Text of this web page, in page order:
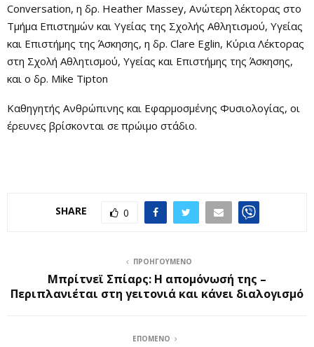
Conversation, η δρ. Heather Massey, Ανώτερη λέκτορας στο
Τμήμα Επιστημών και Υγείας της Σχολής Αθλητισμού, Υγείας
και Επιστήμης της Άσκησης, η δρ. Clare Eglin, Κύρια Λέκτορας
στη Σχολή Αθλητισμού, Υγείας και Επιστήμης της Άσκησης,
και ο δρ. Mike Tipton
Καθηγητής Ανθρώπινης και Εφαρμοσμένης Φυσιολογίας, οι
έρευνες βρίσκονται σε πρώιμο στάδιο.
SHARE 0
ΠΡΟΗΓΟΎΜΕΝΟ
Μπρίτνεϊ Σπίαρς: Η απομόνωσή της –
Περιπλανιέται στη γειτονιά και κάνει διαλογισμό
ΕΠΌΜΕΝΟ